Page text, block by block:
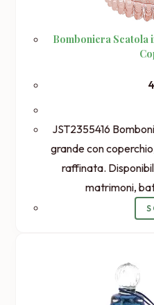
Bomboniera Scatola
JST2355416
grande con
raffinata.
matrimoni,